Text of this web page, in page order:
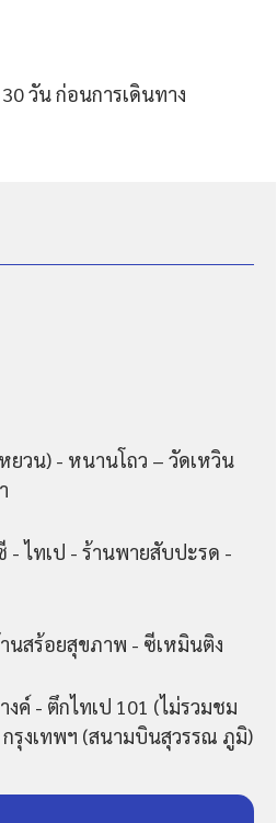
วัน ก่อนการเดินทาง
วน) - หนานโถว – วัดเหวิน
- ไทเป - ร้านพายสับปะรด -
นสร้อยสุขภาพ - ซีเหมินติง
ค์ - ตึกไทเป 101 (ไม่รวมชม
กรุงเทพฯ (สนามบินสุวรรณ ภูมิ)